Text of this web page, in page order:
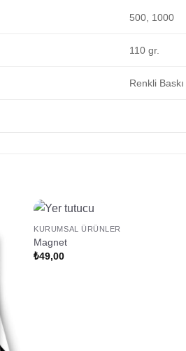
500, 1000
110 gr.
Renkli Baskı
KURUMSAL ÜRÜNLER
Magnet
₺49,00